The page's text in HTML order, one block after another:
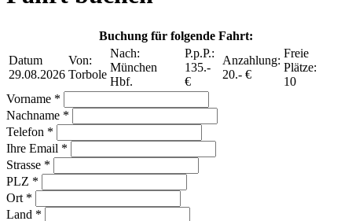
Buchung für folgende Fahrt:
Datum
29.08.2026
Von:
Torbole
Nach:
München
Hbf.
P.p.P.:
135.-
€
Anzahlung:
20.- €
Freie
Plätze:
10
Vorname *
Nachname *
Telefon *
Ihre Email *
Strasse *
PLZ *
Ort *
Land *